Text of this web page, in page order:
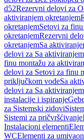
d52Rezervni delovi za
aktiviranjem okretanjem
okretanjemSetovi za
okretanjemRezervni
okretanjemSa
delovi za Sa
finu montažu za
delovi za Setovi za finu
priključkom vodeSa
delovi za Sa
instalacije i ispiranje
za Sistemski zidovi
Sistemi za pričvršćivanje
Instalacioni elementi
WCElementi za